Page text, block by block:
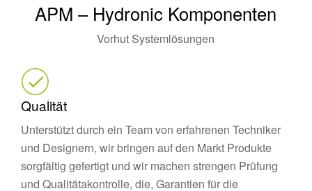
APM – Hydronic Komponenten
Vorhut Systemlösungen
Qualität
Unterstützt durch ein Team von erfahrenen Techniker
und Designern, wir bringen auf den Markt Produkte
sorgfältig gefertigt und wir machen strengen Prüfung
und Qualitätakontrolle, die, Garantien für die